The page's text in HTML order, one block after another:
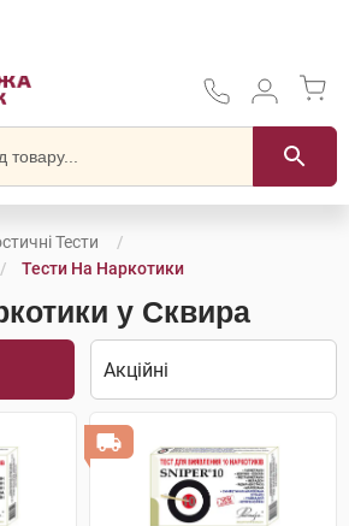
Тести
Тести На Наркотики
у Сквира